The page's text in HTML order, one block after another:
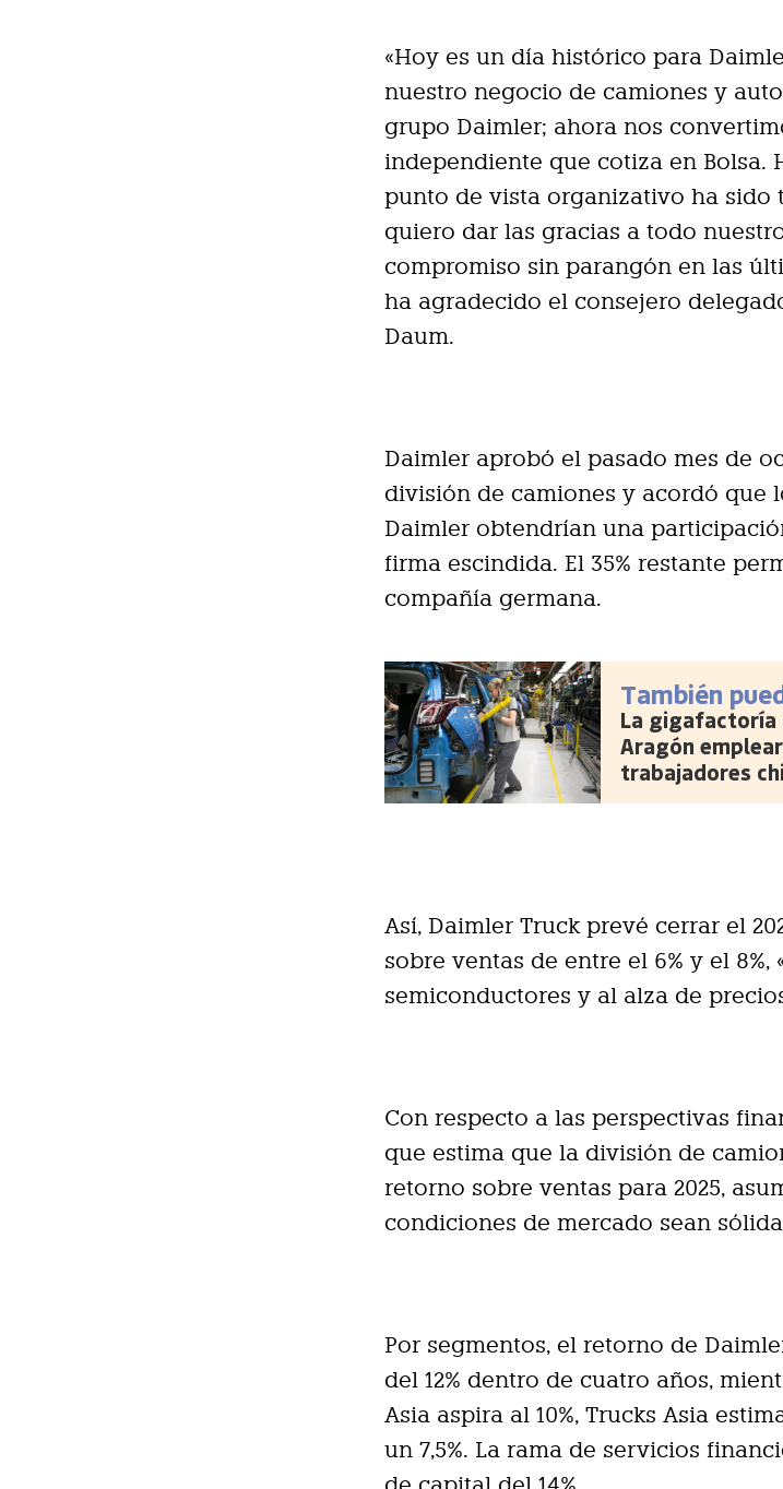
«Hoy es un día histórico para
nuestro negocio de camiones y
grupo Daimler; ahora nos
independiente que cotiza en Bolsa.
punto de vista organizativo ha sido
quiero dar las gracias a todo
compromiso sin parangón en las
ha agradecido el consejero
Daum.
Daimler aprobó el pasado mes de
división de camiones y acordó que
Daimler obtendrían una
firma escindida. El 35% restante
compañía germana.
También
La gigafactoría
Aragón
trabajadores
Así, Daimler Truck prevé cerrar el
sobre ventas de entre el 6% y el 8%,
semiconductores y al alza de
Con respecto a las perspectivas
que estima que la división de
retorno sobre ventas para 2025,
condiciones de mercado sean
Por segmentos, el retorno de
del 12% dentro de cuatro años,
Asia aspira al 10%, Trucks Asia
un 7,5%. La rama de servicios